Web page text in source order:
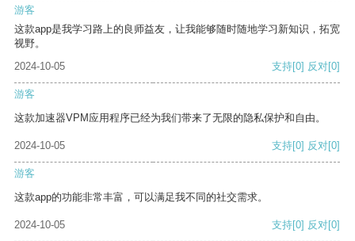
游客
这款app是我学习路上的良师益友，让我能够随时随地学习新知识，拓宽
视野。
2024-10-05
支持[0] 反对[0]
游客
这款加速器VPM应用程序已经为我们带来了无限的隐私保护和自由。
2024-10-05 支持[0] 反对[0]
游客
这款app的功能非常丰富，可以满足我不同的社交需求。
2024-10-05 支持[0] 反对[0]